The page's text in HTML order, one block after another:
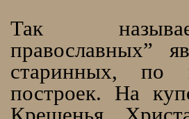
Так
православных”
старинных, по
построек. На